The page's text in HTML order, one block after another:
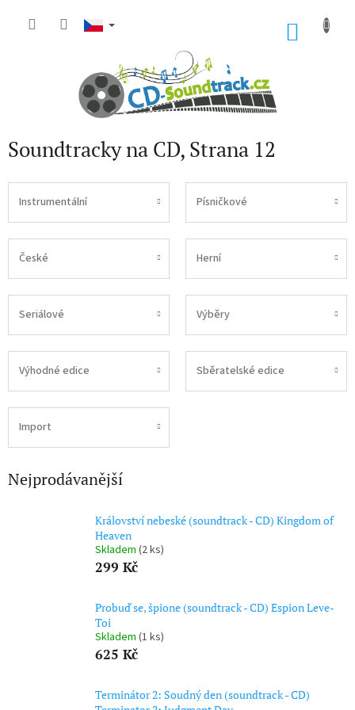
Soundtracky na CD, Strana 12
Instrumentální Písničkové
České Herní
Seriálové Výběry
Výhodné edice Sběratelské edice
Import
Nejprodávanější
Království nebeské (soundtrack - CD) Kingdom of
Heaven
Skladem (2 ks)
299 Kč
Probuď se, špione (soundtrack - CD) Espion Leve-
Toi
Skladem (1 ks)
625 Kč
Terminátor 2: Soudný den (soundtrack - CD)